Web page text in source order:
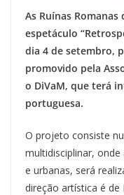
c
e
b
o
k
u
e
s
y
e
a
s
t
e
e
s
t
As Ruínas
espetáculo
dia 4 de setembro,
promovido pela
o DiVaM, que terá
portuguesa.
O projeto consiste
multidisciplinar,
e urbanas, será
direção artística é de